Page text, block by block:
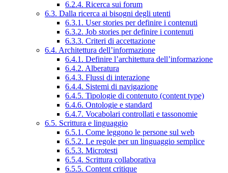
6.2.4. Ricerca sui forum
6.3. Dalla ricerca ai bisogni degli utenti
6.3.1. User stories per definire i contenuti
6.3.2. Job stories per definire i contenuti
6.3.3. Criteri di accettazione
6.4. Architettura dell’informazione
6.4.1. Definire l’architettura dell’informazione
6.4.2. Alberatura
6.4.3. Flussi di interazione
6.4.4. Sistemi di navigazione
6.4.5. Tipologie di contenuto (content type)
6.4.6. Ontologie e standard
6.4.7. Vocabolari controllati e tassonomie
6.5. Scrittura e linguaggio
6.5.1. Come leggono le persone sul web
6.5.2. Le regole per un linguaggio semplice
6.5.3. Microtesti
6.5.4. Scrittura collaborativa
6.5.5. Content critique